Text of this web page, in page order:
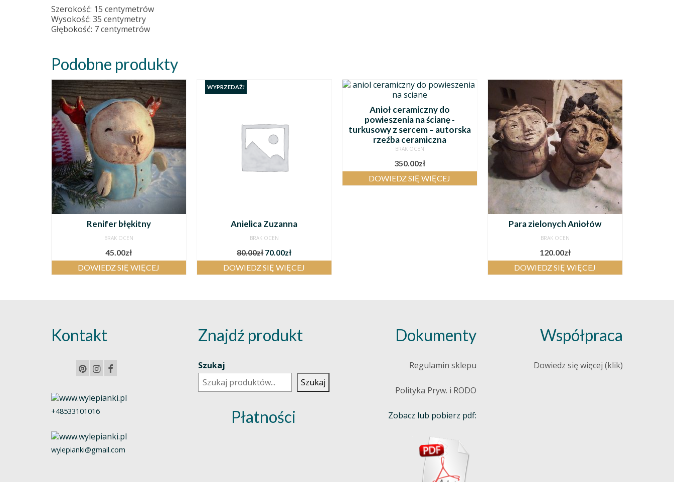
Szerokość: 15 centymetrów
Wysokość: 35 centymetry
Głębokość: 7 centymetrów
Podobne produkty
Renifer błękitny
BRAK OCEN
45.00zł
DOWIEDZ SIĘ WIĘCEJ
WYPRZEDAŻ!
Anielica Zuzanna
BRAK OCEN
80.00zł70.00zł
DOWIEDZ SIĘ WIĘCEJ
Anioł ceramiczny do
powieszenia na ścianę -
turkusowy z sercem – autorska
rzeźba ceramiczna
BRAK OCEN
350.00zł
DOWIEDZ SIĘ WIĘCEJ
Para zielonych Aniołów
BRAK OCEN
120.00zł
DOWIEDZ SIĘ WIĘCEJ
Kontakt
+48533101016
wylepianki@gmail.com
Znajdź produkt
Szukaj
Szukaj
Płatności
Dokumenty
Regulamin sklepu
Polityka Pryw. i RODO
Zobacz lub pobierz pdf:
Współpraca
Dowiedz się więcej (klik)